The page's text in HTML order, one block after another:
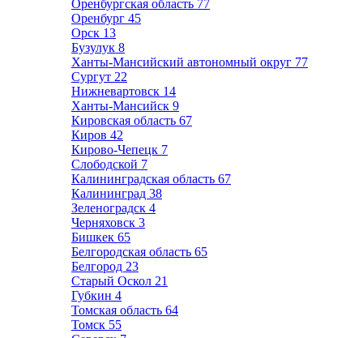
Оренбургская область 77
Оренбург 45
Орск 13
Бузулук 8
Ханты-Мансийский автономный округ 77
Сургут 22
Нижневартовск 14
Ханты-Мансийск 9
Кировская область 67
Киров 42
Кирово-Чепецк 7
Слободской 7
Калининградская область 67
Калининград 38
Зеленоградск 4
Черняховск 3
Бишкек 65
Белгородская область 65
Белгород 23
Старый Оскол 21
Губкин 4
Томская область 64
Томск 55